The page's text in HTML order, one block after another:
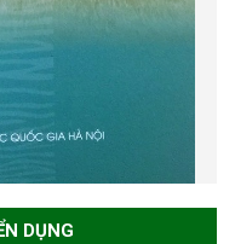
DỤNG